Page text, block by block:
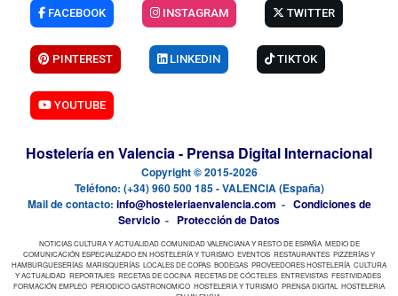
FACEBOOK INSTAGRAM TWITTER
PINTEREST LINKEDIN TIKTOK
YOUTUBE
Hostelería en Valencia - Prensa Digital Internacional
Copyright © 2015-2026
Teléfono: (+34) 960 500 185 - VALENCIA (España)
Mail de contacto: info@hosteleriaenvalencia.com - Condiciones de
Servicio - Protección de Datos
NOTICIAS CULTURA Y ACTUALIDAD COMUNIDAD VALENCIANA Y RESTO DE ESPAÑA MEDIO DE
COMUNICACIÓN ESPECIALIZADO EN HOSTELERÍA Y TURISMO EVENTOS RESTAURANTES PIZZERÍAS Y
HAMBURGUESERÍAS MARISQUERÍAS LOCALES DE COPAS BODEGAS PROVEEDORES HOSTELERÍA CULTURA
Y ACTUALIDAD REPORTAJES RECETAS DE COCINA RECETAS DE CÓCTELES ENTREVISTAS FESTIVIDADES
FORMACIÓN EMPLEO PERIODICO GASTRONOMICO HOSTELERIA Y TURISMO PRENSA DIGITAL HOSTELERIA